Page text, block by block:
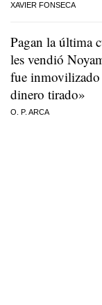
XAVIER FONSECA
Pagan la última
les vendió
fue inmovilizado
dinero tirado»
O. P. ARCA